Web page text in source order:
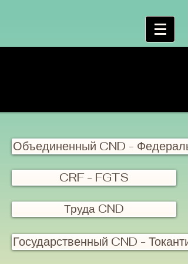
Объединенный CND -
CRF - FGTS
Труда CND
Государственный CND -